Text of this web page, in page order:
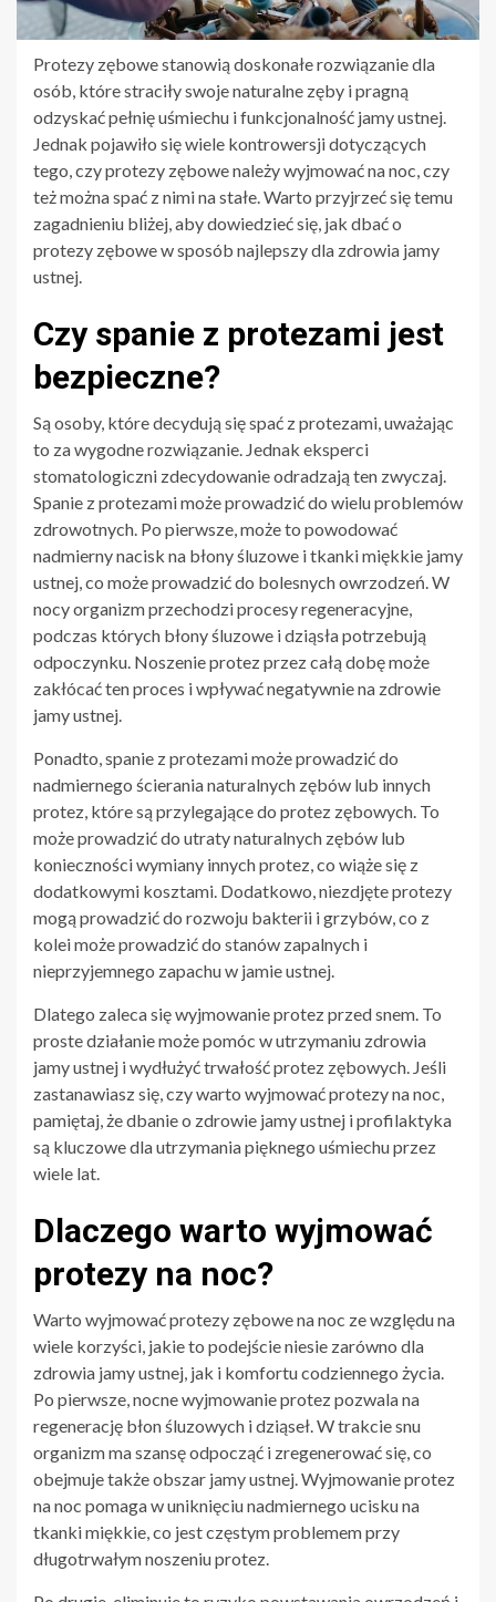
Protezy zębowe stanowią doskonałe rozwiązanie dla
osób, które straciły swoje naturalne zęby i pragną
odzyskać pełnię uśmiechu i funkcjonalność jamy ustnej.
Jednak pojawiło się wiele kontrowersji dotyczących
tego, czy protezy zębowe należy wyjmować na noc, czy
też można spać z nimi na stałe. Warto przyjrzeć się temu
zagadnieniu bliżej, aby dowiedzieć się, jak dbać o
protezy zębowe w sposób najlepszy dla zdrowia jamy
ustnej.
Czy spanie z protezami jest
bezpieczne?
Są osoby, które decydują się spać z protezami, uważając
to za wygodne rozwiązanie. Jednak eksperci
stomatologiczni zdecydowanie odradzają ten zwyczaj.
Spanie z protezami może prowadzić do wielu problemów
zdrowotnych. Po pierwsze, może to powodować
nadmierny nacisk na błony śluzowe i tkanki miękkie jamy
ustnej, co może prowadzić do bolesnych owrzodzeń. W
nocy organizm przechodzi procesy regeneracyjne,
podczas których błony śluzowe i dziąsła potrzebują
odpoczynku. Noszenie protez przez całą dobę może
zakłócać ten proces i wpływać negatywnie na zdrowie
jamy ustnej.
Ponadto, spanie z protezami może prowadzić do
nadmiernego ścierania naturalnych zębów lub innych
protez, które są przylegające do protez zębowych. To
może prowadzić do utraty naturalnych zębów lub
konieczności wymiany innych protez, co wiąże się z
dodatkowymi kosztami. Dodatkowo, niezdjęte protezy
mogą prowadzić do rozwoju bakterii i grzybów, co z
kolei może prowadzić do stanów zapalnych i
nieprzyjemnego zapachu w jamie ustnej.
Dlatego zaleca się wyjmowanie protez przed snem. To
proste działanie może pomóc w utrzymaniu zdrowia
jamy ustnej i wydłużyć trwałość protez zębowych. Jeśli
zastanawiasz się, czy warto wyjmować protezy na noc,
pamiętaj, że dbanie o zdrowie jamy ustnej i profilaktyka
są kluczowe dla utrzymania pięknego uśmiechu przez
wiele lat.
Dlaczego warto wyjmować
protezy na noc?
Warto wyjmować protezy zębowe na noc ze względu na
wiele korzyści, jakie to podejście niesie zarówno dla
zdrowia jamy ustnej, jak i komfortu codziennego życia.
Po pierwsze, nocne wyjmowanie protez pozwala na
regenerację błon śluzowych i dziąseł. W trakcie snu
organizm ma szansę odpocząć i zregenerować się, co
obejmuje także obszar jamy ustnej. Wyjmowanie protez
na noc pomaga w uniknięciu nadmiernego ucisku na
tkanki miękkie, co jest częstym problemem przy
długotrwałym noszeniu protez.